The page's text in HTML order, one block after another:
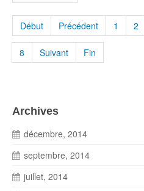
Début Précédent 1 2
8 Suivant Fin
Archives
décembre, 2014
septembre, 2014
juillet, 2014